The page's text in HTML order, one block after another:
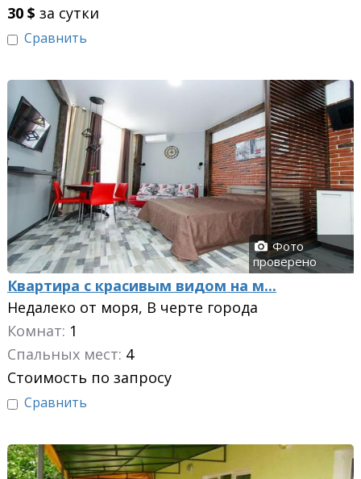
30 $ за сутки
Сравнить
Фото
проверено
Квартира с красивым видом на м...
Недалеко от моря, В черте города
Комнат: 1
Спальных мест: 4
Стоимость по запросу
Сравнить